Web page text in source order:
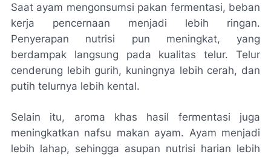
Saat ayam mengonsumsi pakan fermentasi, beban
kerja pencernaan menjadi lebih ringan.
Penyerapan nutrisi pun meningkat, yang
berdampak langsung pada kualitas telur. Telur
cenderung lebih gurih, kuningnya lebih cerah, dan
putih telurnya lebih kental.
Selain itu, aroma khas hasil fermentasi juga
meningkatkan nafsu makan ayam. Ayam menjadi
lebih lahap, sehingga asupan nutrisi harian lebih